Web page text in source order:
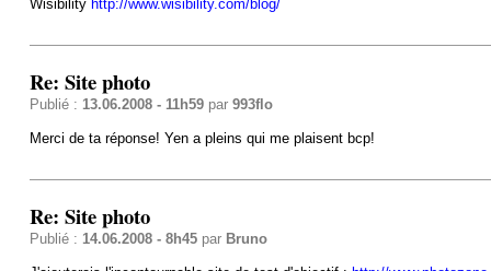
Wisibility http://www.wisibility.com/blog/
Re: Site photo
Publié : 13.06.2008 - 11h59par 993flo
Merci de ta réponse! Yen a pleins qui me plaisent bcp!
Re: Site photo
Publié : 14.06.2008 - 8h45par Bruno